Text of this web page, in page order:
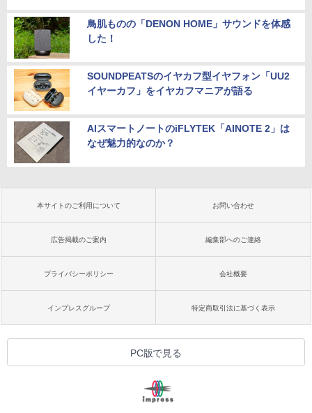
鳥肌ものの「DENON HOME」サウンドを体感
した！
SOUNDPEATSのイヤカフ型イヤフォン「UU2
イヤーカフ」をイヤカフマニアが語る
AIスマートノートのiFLYTEK「AINOTE 2」は
なぜ魅力的なのか？
本サイトのご利用について お問い合わせ
広告掲載のご案内 編集部へのご連絡
プライバシーポリシー 会社概要
インプレスグループ 特定商取引法に基づく表示
PC版で見る